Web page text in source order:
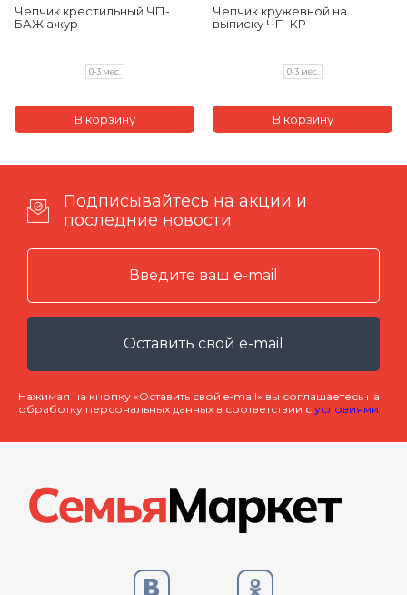
Чепчик крестильный ЧП-
БАЖ ажур
0-3 мес.
Чепчик кружевной на
выписку ЧП-КР
0-3 мес.
Подписывайтесь на акции и
последние новости
Оставить свой e-mail
Нажимая на кнопку «Оставить свой e-mail» вы соглашаетесь на
обработку персональных данных в соответствии с условиями